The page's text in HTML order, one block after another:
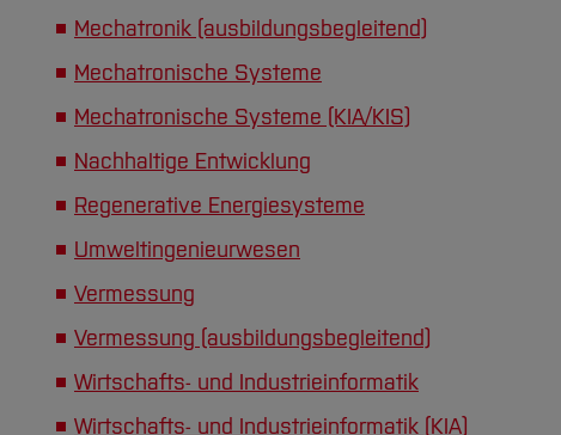
Mechatronik (ausbildungsbegleitend)
Mechatronische Systeme
Mechatronische Systeme (KIA/KIS)
Nachhaltige Entwicklung
Regenerative Energiesysteme
Umweltingenieurwesen
Vermessung
Vermessung (ausbildungsbegleitend)
Wirtschafts- und Industrieinformatik
Wirtschafts- und Industrieinformatik (KIA)